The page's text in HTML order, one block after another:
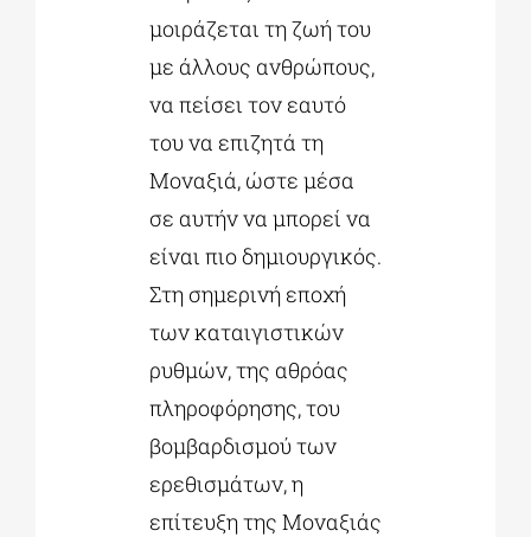
μοιράζεται τη ζωή του
με άλλους ανθρώπους,
να πείσει τον εαυτό
του να επιζητά τη
Μοναξιά, ώστε μέσα
σε αυτήν να μπορεί να
είναι πιο δημιουργικός.
Στη σημερινή εποχή
των καταιγιστικών
ρυθμών, της αθρόας
πληροφόρησης, του
βομβαρδισμού των
ερεθισμάτων, η
επίτευξη της Μοναξιάς